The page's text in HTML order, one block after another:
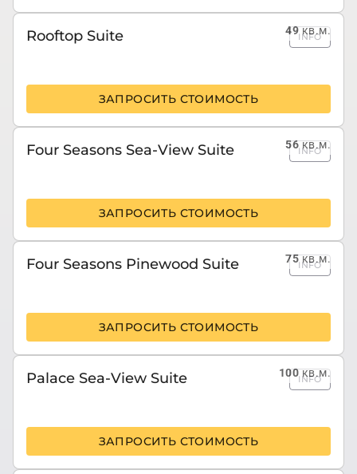
49кв.м.
Rooftop Suite INFO
ЗАПРОСИТЬ СТОИМОСТЬ
56кв.м.
Four Seasons Sea-View Suite INFO
ЗАПРОСИТЬ СТОИМОСТЬ
75кв.м.
Four Seasons Pinewood Suite INFO
ЗАПРОСИТЬ СТОИМОСТЬ
100кв.м.
Palace Sea-View Suite INFO
ЗАПРОСИТЬ СТОИМОСТЬ